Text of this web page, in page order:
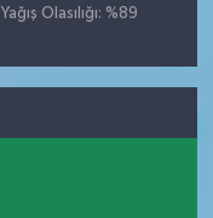
Yağış Olasılığı: %89